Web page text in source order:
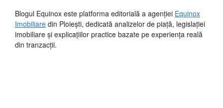
Blogul Equinox este platforma editorială a agenției Equinox
Imobiliare din Ploiești, dedicată analizelor de piață, legislației
imobiliare și explicațiilor practice bazate pe experiența reală
din tranzacții.